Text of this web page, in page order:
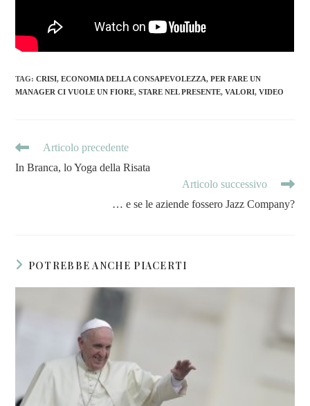
TAG:CRISI, ECONOMIA DELLA CONSAPEVOLEZZA, PER FARE UN
MANAGER CI VUOLE UN FIORE, STARE NEL PRESENTE, VALORI, VIDEO
Articolo precedente
In Branca, lo Yoga della Risata
Articolo successivo
… e se le aziende fossero Jazz Company?
POTREBBE ANCHE PIACERTI